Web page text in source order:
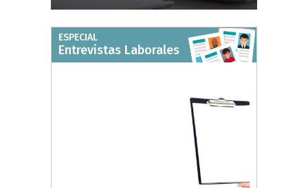
ESPECIAL
Entrevistas Laborales